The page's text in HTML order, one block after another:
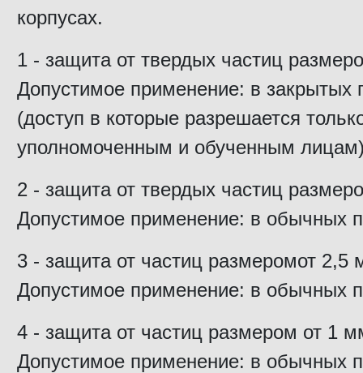
корпусах.
1 - защита от твердых частиц
Допустимое применение: в закрытых
(доступ в которые разрешается
уполномоченным и обученным
2 - защита от твердых частиц
Допустимое применение: в обычных
3 - защита от частиц размеромот 2,5
Допустимое применение: в обычных
4 - защита от частиц размером от 1
Допустимое применение: в обычных